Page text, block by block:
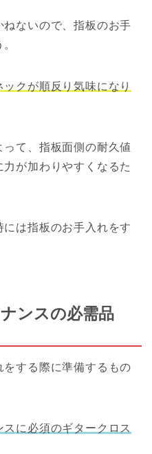
ないので、指板のお手
ックが順反り気味になり
て、指板面側の耐久値
が加わりやすくなるた
は指板のお手入れをす
ンスの必需品
する際に準備するもの
スに必須のギタークロス